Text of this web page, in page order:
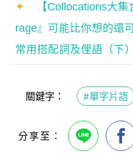
✦
【Collocations大
rage』可能比你想的還
常用搭配詞及俚語（下）
關鍵字： #單字片語